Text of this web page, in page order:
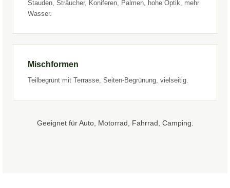
Stauden, Sträucher, Koniferen, Palmen, hohe Optik, mehr
Wasser.
Mischformen
Teilbegrünt mit Terrasse, Seiten-Begrünung, vielseitig.
Geeignet für Auto, Motorrad, Fahrrad, Camping.